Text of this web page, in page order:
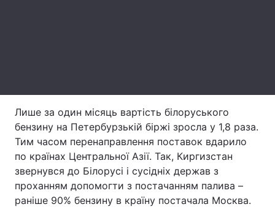
Тема оформлення
Лише за один місяць вартість білоруського
бензину на Петербурзькій біржі зросла у 1,8 раза.
Тим часом перенаправлення поставок вдарило
по країнах Центральної Азії. Так, Киргизстан
звернувся до Білорусі і сусідніх держав з
проханням допомогти з постачанням палива –
раніше 90% бензину в країну постачала Москва.